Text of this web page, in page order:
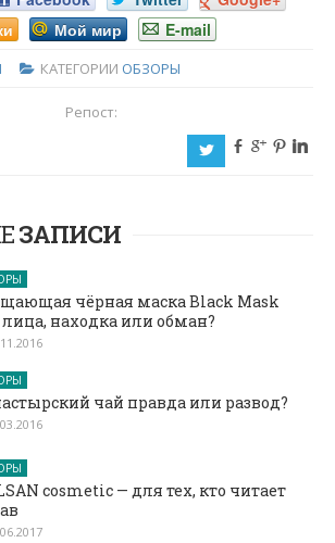
Мой мир E-mail
КАТЕГОРИИ ОБЗОРЫ
Репост:
a b c d j
ЗАПИСИ
чёрная маска Black Mask
находка или обман?
чай правда или развод?
cosmetic — для тех, кто читает